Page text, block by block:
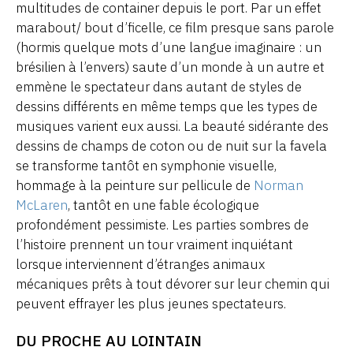
multitudes de container depuis le port. Par un effet
marabout/ bout d’ficelle, ce film presque sans parole
(hormis quelque mots d’une langue imaginaire : un
brésilien à l’envers) saute d’un monde à un autre et
emmène le spectateur dans autant de styles de
dessins différents en même temps que les types de
musiques varient eux aussi. La beauté sidérante des
dessins de champs de coton ou de nuit sur la favela
se transforme tantôt en symphonie visuelle,
hommage à la peinture sur pellicule de Norman
McLaren, tantôt en une fable écologique
profondément pessimiste. Les parties sombres de
l’histoire prennent un tour vraiment inquiétant
lorsque interviennent d’étranges animaux
mécaniques prêts à tout dévorer sur leur chemin qui
peuvent effrayer les plus jeunes spectateurs.
DU PROCHE AU LOINTAIN